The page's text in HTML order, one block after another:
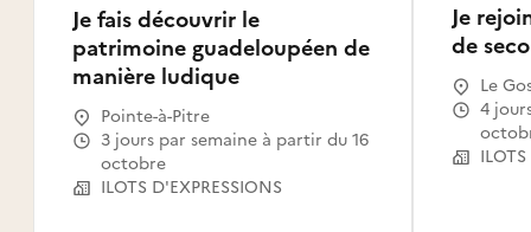
Je fais découvrir le
patrimoine guadeloupéen de
manière ludique
Pointe-à-Pitre
3 jours par semaine à partir du 16
octobre
ILOTS D'EXPRESSIONS
Je
de
Le
4 jours par mois à partir du 16